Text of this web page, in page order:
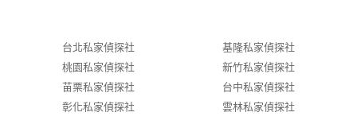
台北私家偵探社
基隆私家偵探社
桃園私家偵探社
新竹私家偵探社
苗栗私家偵探社
台中私家偵探社
彰化私家偵探社
雲林私家偵探社